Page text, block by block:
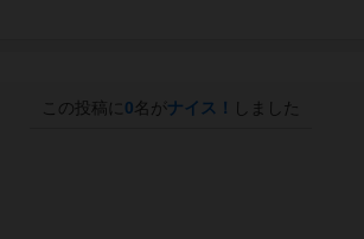
この投稿に 0名がナイス！ しました